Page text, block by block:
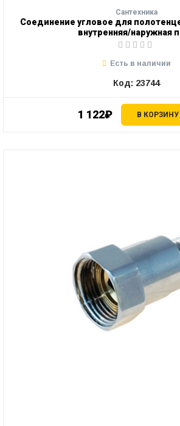
Сантехника
Соединение угловое для
внутренняя/наружная
1 122₽ В КОРЗИНУ
Есть в наличии
Код: 23744